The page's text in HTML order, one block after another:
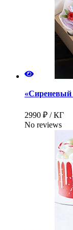
«Сиреневый
2990 ₽ / КГ
No reviews